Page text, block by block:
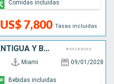
US$ 7,800 Tasas incluidas
Comidas incluidas
PUERTO RICO, FRANCIA, ANTIGUA Y BARBUDA, ESTADOS UNIDOS
Miami 09/01/2028
Bebidas incluidas